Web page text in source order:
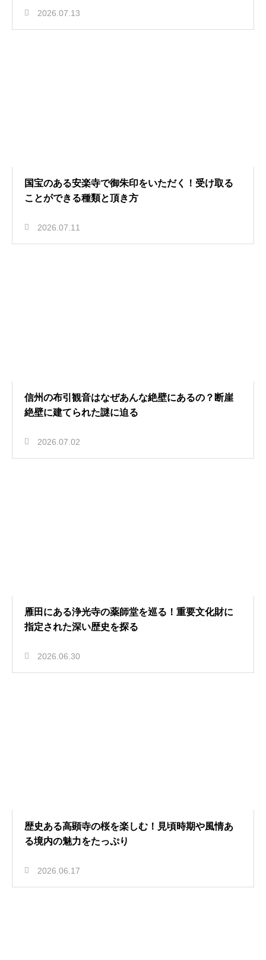
2026.07.13
国宝のある安楽寺で御朱印をいただく！受け取る
ことができる種類と頂き方
2026.07.11
信州の布引観音はなぜあんな絶壁にあるの？断崖
絶壁に建てられた謎に迫る
2026.07.02
雁田にある浄光寺の薬師堂を巡る！重要文化財に
指定された深い歴史を探る
2026.06.30
歴史ある高顕寺の桜を楽しむ！見頃時期や風情あ
る境内の魅力をたっぷり
2026.06.17